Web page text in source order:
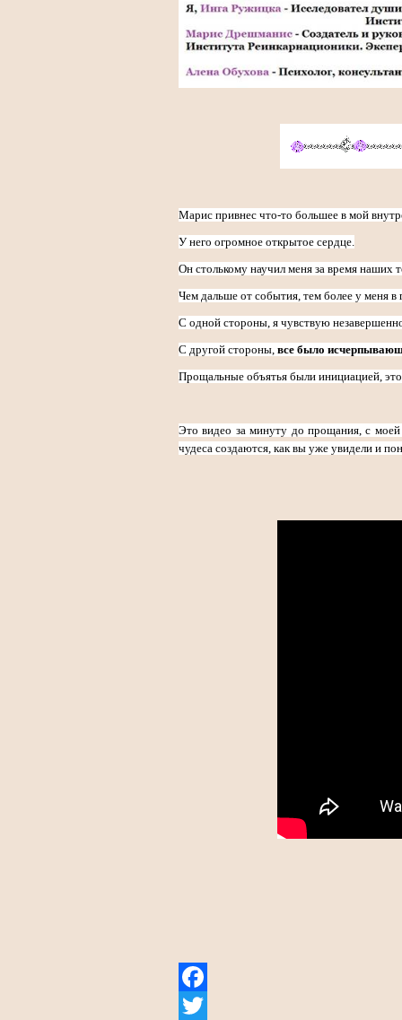
Марис привнес что-то большее в мой
У него огромное открытое сердце.
Он столькому научил меня за время наших
Чем дальше от события, тем более у меня в
С одной стороны, я чувствую
С другой стороны,все было
Прощальные объятья были инициацией,
Это видео за минуту до прощания, с
чудеса создаются, как вы уже увидели и
Facebook